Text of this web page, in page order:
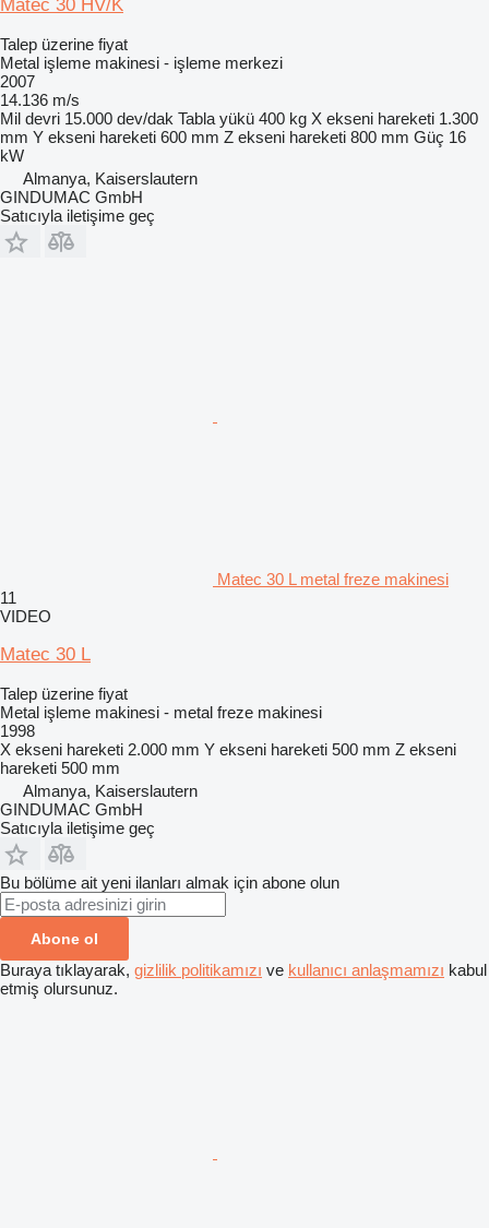
Matec 30 HV/K
Talep üzerine fiyat
Metal işleme makinesi - işleme merkezi
2007
14.136 m/s
Mil devri 15.000 dev/dak Tabla yükü 400 kg X ekseni hareketi 1.300
mm Y ekseni hareketi 600 mm Z ekseni hareketi 800 mm Güç 16
kW
Almanya, Kaiserslautern
GINDUMAC GmbH
Satıcıyla iletişime geç
Matec 30 L metal freze makinesi
11
VIDEO
Matec 30 L
Talep üzerine fiyat
Metal işleme makinesi - metal freze makinesi
1998
X ekseni hareketi 2.000 mm Y ekseni hareketi 500 mm Z ekseni
hareketi 500 mm
Almanya, Kaiserslautern
GINDUMAC GmbH
Satıcıyla iletişime geç
Bu bölüme ait yeni ilanları almak için abone olun
Abone ol
Buraya tıklayarak, gizlilik politikamızı ve kullanıcı anlaşmamızı kabul
etmiş olursunuz.